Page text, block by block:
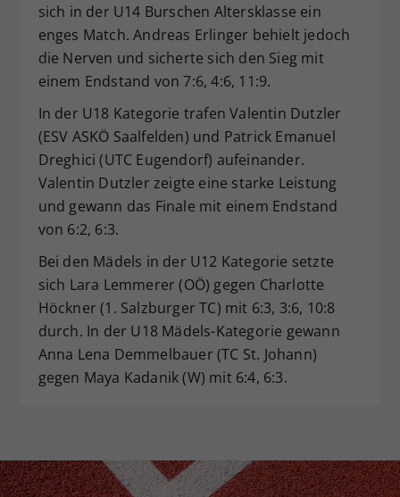
sich in der U14 Burschen Altersklasse ein
enges Match. Andreas Erlinger behielt jedoch
die Nerven und sicherte sich den Sieg mit
einem Endstand von 7:6, 4:6, 11:9.
In der U18 Kategorie trafen Valentin Dutzler
(ESV ASKÖ Saalfelden) und Patrick Emanuel
Dreghici (UTC Eugendorf) aufeinander.
Valentin Dutzler zeigte eine starke Leistung
und gewann das Finale mit einem Endstand
von 6:2, 6:3.
Bei den Mädels in der U12 Kategorie setzte
sich Lara Lemmerer (OÖ) gegen Charlotte
Höckner (1. Salzburger TC) mit 6:3, 3:6, 10:8
durch. In der U18 Mädels-Kategorie gewann
Anna Lena Demmelbauer (TC St. Johann)
gegen Maya Kadanik (W) mit 6:4, 6:3.